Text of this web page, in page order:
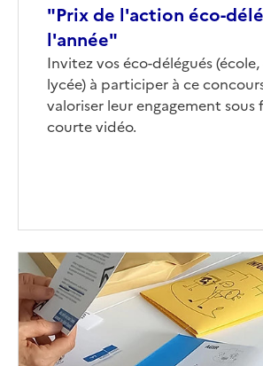
"Prix de l'action éco-
l'année"
Corps
Invitez vos éco-délégués
lycée) à participer à ce
valoriser leur engagement
courte vidéo.
Image
de
couverture
(conseillée)